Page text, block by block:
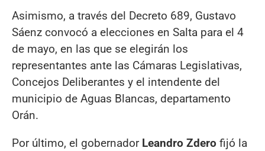
Asimismo, a través del Decreto 689, Gustavo
Sáenz convocó a elecciones en Salta para el 4
de mayo, en las que se elegirán los
representantes ante las Cámaras Legislativas,
Concejos Deliberantes y el intendente del
municipio de Aguas Blancas, departamento
Orán.
Por último, el gobernadorLeandro Zdero fijó la